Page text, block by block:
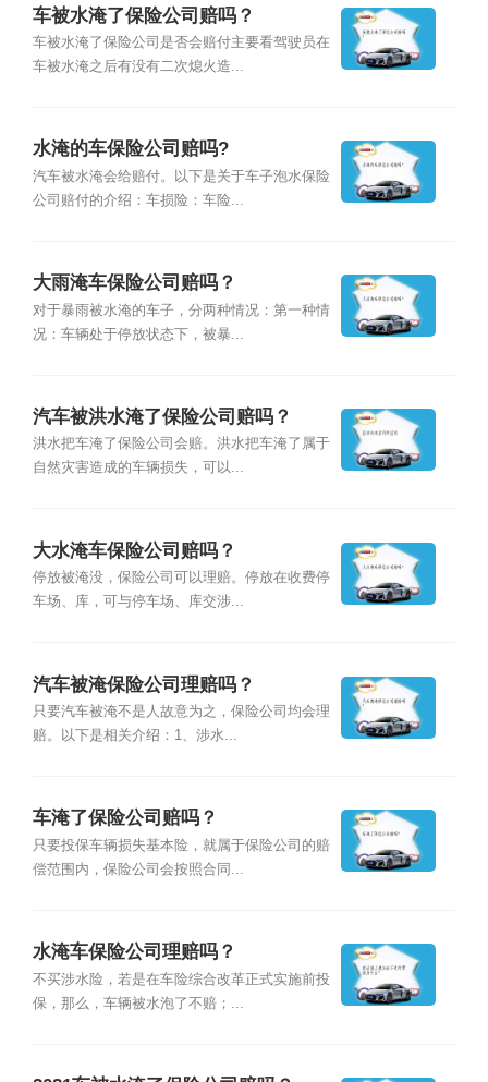
车被水淹了保险公司赔吗？
车被水淹了保险公司是否会赔付主要看驾驶员在
车被水淹之后有没有二次熄火造...
水淹的车保险公司赔吗?
汽车被水淹会给赔付。以下是关于车子泡水保险
公司赔付的介绍：车损险：车险...
大雨淹车保险公司赔吗？
对于暴雨被水淹的车子，分两种情况：第一种情
况：车辆处于停放状态下，被暴...
汽车被洪水淹了保险公司赔吗？
洪水把车淹了保险公司会赔。洪水把车淹了属于
自然灾害造成的车辆损失，可以...
大水淹车保险公司赔吗？
停放被淹没，保险公司可以理赔。停放在收费停
车场、库，可与停车场、库交涉...
汽车被淹保险公司理赔吗？
只要汽车被淹不是人故意为之，保险公司均会理
赔。以下是相关介绍：1、涉水...
车淹了保险公司赔吗？
只要投保车辆损失基本险，就属于保险公司的赔
偿范围内，保险公司会按照合同...
水淹车保险公司理赔吗？
不买涉水险，若是在车险综合改革正式实施前投
保，那么，车辆被水泡了不赔；...